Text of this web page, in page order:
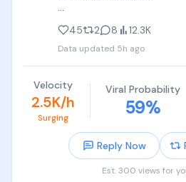
喜欢物理直接买四大力学教
4. 一定要买齐计算机教材，
几本书，都是党哥自己掏真
自买过的纸质书，哈佛MIT
生或者graduate level（硕
住，一定要买齐，摆孩子卧
随机看，拉屎看，吃饭看，
针对不同agent session之间
Code引入一个/rename命
命名，方便人类和Agent识别
从设计来看，这简直和
开Airdrop，找到目标设备，
Claude Code，输入目标
意味着原来费劲信息寻找长
45 2 8 12.3K
Data updated 5h ago
Velocity
2.5K/h
Surging
Viral Probability
59%
Reply Now
Est. 300 views for